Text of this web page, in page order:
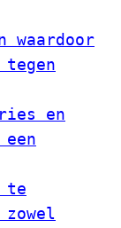
waardoor
en
te